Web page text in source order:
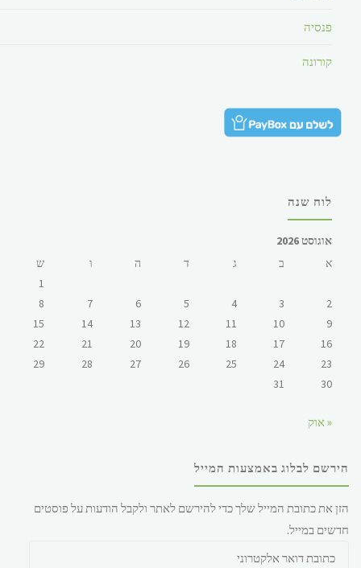
פנסיה
קורונה
לוח שנה
אוגוסט 2026
א
ב ג ד ה ו
ש
1
2
3
4
5
6
7
8
9
10
11
12
13
14
15
16
17
18
19
20
21
22
23
24
25
26
27
28
29
30
31
« אוק
הירשם לבלוג באמצעות המייל
הזן את כתובת המייל שלך כדי להירשם לאתר ולקבל הודעות על פוסטים
חדשים במייל.